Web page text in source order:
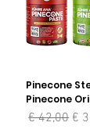
Pinecone
Pinecone
Normale
€ 42,00 €